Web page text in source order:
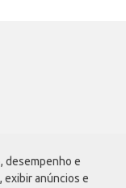
desempenho e
exibir anúncios e
São Paulo - SP | CEP
09